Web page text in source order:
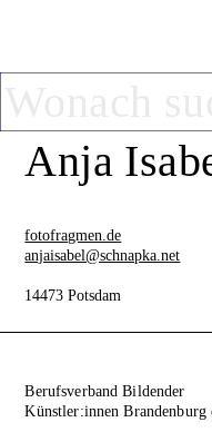
Anja
fotofragmen.de
anjaisabel@schnapka.net
14473 Potsdam
Berufsverband Bildender
Künstler:innen Brandenburg